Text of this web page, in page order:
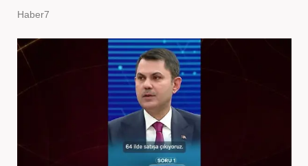
Haber7